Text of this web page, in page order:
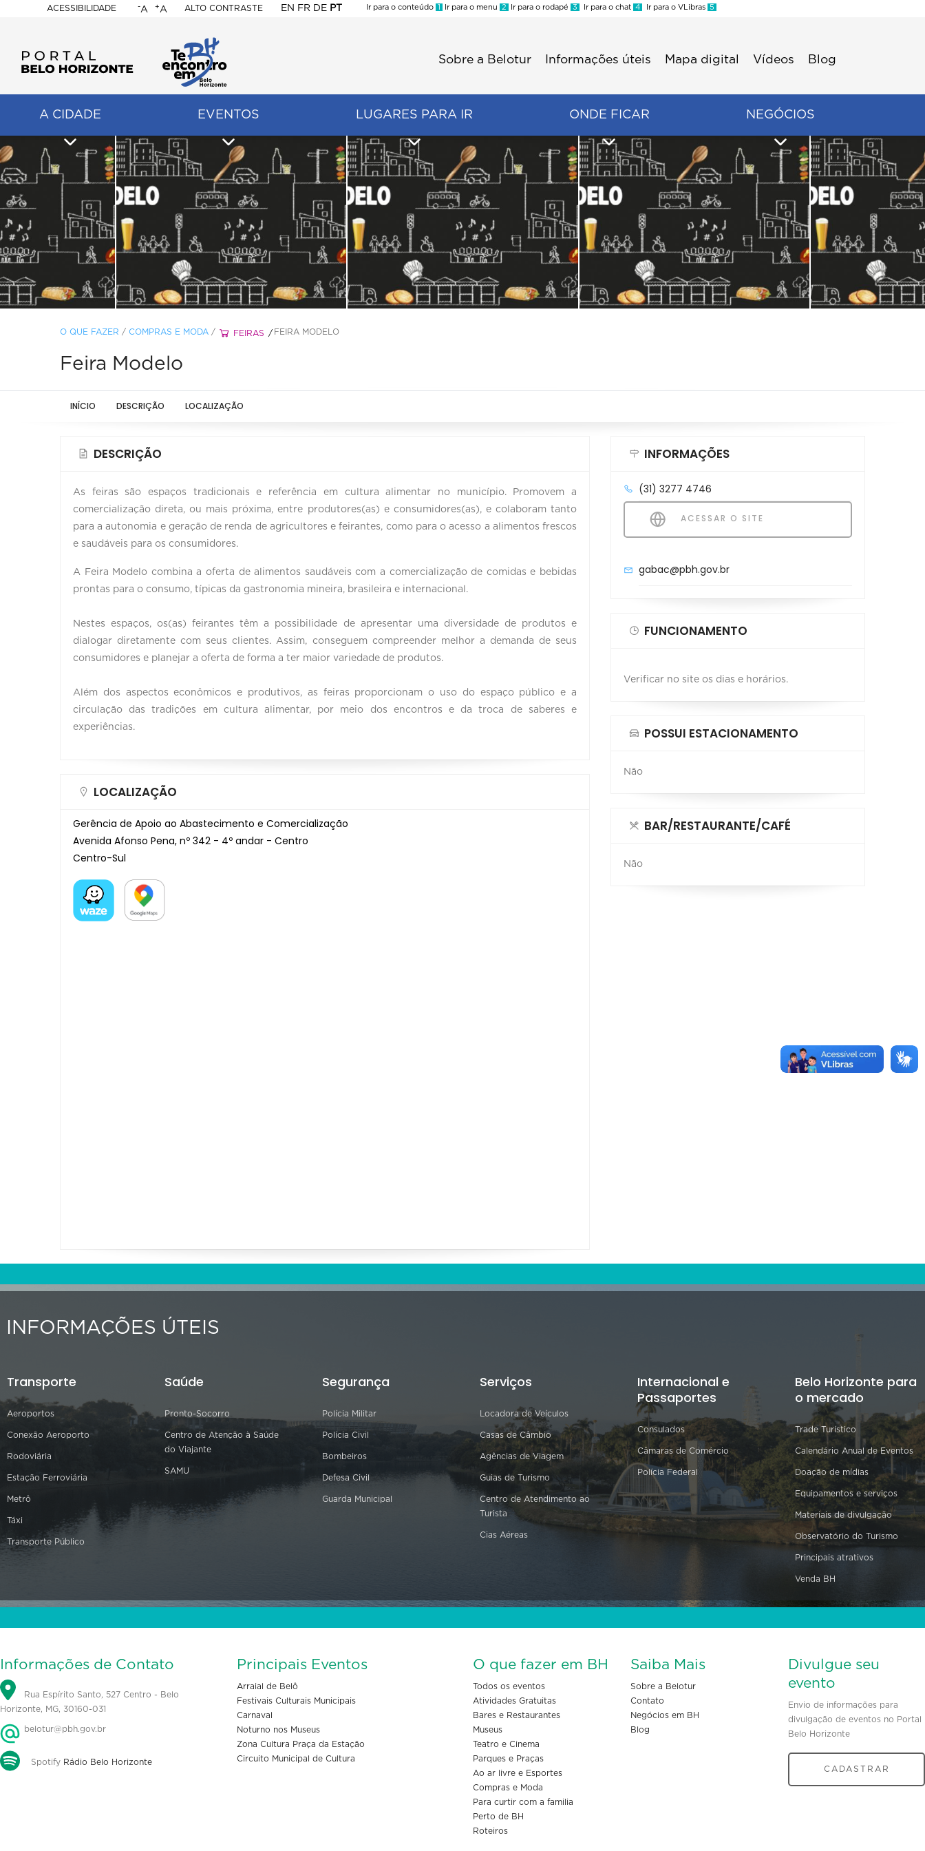
ACESSIBILIDADE
BELO
HORIZONTE
-A +A ALTO CONTRASTE EN FR DE PT
Ir para o conteúdo 1 Ir para o menu 2 Ir para o rodapé 3 Ir para o chat 4 Ir para o VLibras 5
Sobre a Belotur Informações úteis Mapa digital Vídeos Blog
A CIDADE EVENTOS LUGARES PARA IR ONDE FICAR NEGÓCIOS
O QUE FAZER / COMPRAS E MODA / FEIRAS FEIRA MODELO
Feira Modelo
INÍCIO DESCRIÇÃO LOCALIZAÇÃO
DESCRIÇÃO
As feiras são espaços tradicionais e referência em cultura alimentar no município. Promovem a
comercialização direta, ou mais próxima, entre produtores(as) e consumidores(as), e colaboram tanto
para a autonomia e geração de renda de agricultores e feirantes, como para o acesso a alimentos frescos
e saudáveis para os consumidores.
A Feira Modelo combina a oferta de alimentos saudáveis com a comercialização de comidas e bebidas
prontas para o consumo, típicas da gastronomia mineira, brasileira e internacional.
Nestes espaços, os(as) feirantes têm a possibilidade de apresentar uma diversidade de produtos e
dialogar diretamente com seus clientes. Assim, conseguem compreender melhor a demanda de seus
consumidores e planejar a oferta de forma a ter maior variedade de produtos.
Além dos aspectos econômicos e produtivos, as feiras proporcionam o uso do espaço público e a
circulação das tradições em cultura alimentar, por meio dos encontros e da troca de saberes e
experiências.
LOCALIZAÇÃO
Gerência de Apoio ao Abastecimento e Comercialização
Avenida Afonso Pena, nº 342 - 4º andar - Centro
Centro-Sul
INFORMAÇÕES
(31) 3277 4746
ACESSAR O SITE
gabac@pbh.gov.br
FUNCIONAMENTO
Verificar no site os dias e horários.
POSSUI ESTACIONAMENTO
Não
BAR/RESTAURANTE/CAFÉ
Não
INFORMAÇÕES ÚTEIS
Transporte
Aeroportos
Conexão Aeroporto
Rodoviária
Estação Ferroviária
Metrô
Táxi
Transporte Público
Saúde
Pronto-Socorro
Centro de Atenção à Saúde
do Viajante
SAMU
Segurança
Polícia Militar
Polícia Civil
Bombeiros
Defesa Civil
Guarda Municipal
Serviços
Locadora de Veículos
Casas de Câmbio
Agências de Viagem
Guias de Turismo
Centro de Atendimento ao
Turista
Cias Aéreas
Internacional e
Passaportes
Consulados
Câmaras de Comércio
Polícia Federal
Belo Horizonte para
o mercado
Trade Turístico
Calendário Anual de Eventos
Doação de mídias
Equipamentos e serviços
Materiais de divulgação
Observatório do Turismo
Principais atrativos
Venda BH
Informações de Contato
Rua Espírito Santo, 527 Centro - Belo
Horizonte, MG, 30160-031
belotur@pbh.gov.br
Spotify Rádio Belo Horizonte
Principais Eventos
Arraial de Belô
Festivais Culturais Municipais
Carnaval
Noturno nos Museus
Zona Cultura Praça da Estação
Circuito Municipal de Cultura
O que fazer em BH
Todos os eventos
Atividades Gratuitas
Bares e Restaurantes
Museus
Teatro e Cinema
Parques e Praças
Ao ar livre e Esportes
Compras e Moda
Para curtir com a familia
Perto de BH
Roteiros
Saiba Mais
Sobre a Belotur
Contato
Negócios em BH
Blog
Divulgue seu
evento
Envio de informações para
divulgação de eventos no Portal
Belo Horizonte
CADASTRAR